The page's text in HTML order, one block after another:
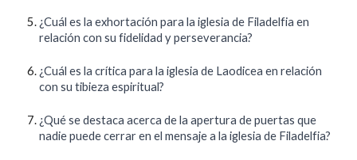
¿Cuál es la exhortación para la iglesia de Filadelfia en
relación con su fidelidad y perseverancia?
¿Cuál es la crítica para la iglesia de Laodicea en relación
con su tibieza espiritual?
¿Qué se destaca acerca de la apertura de puertas que
nadie puede cerrar en el mensaje a la iglesia de Filadelfia?